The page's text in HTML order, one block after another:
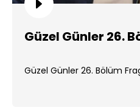
Güzel Günler 26.
Güzel Günler 26. Bölüm